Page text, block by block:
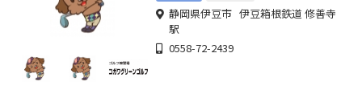
静岡県伊豆市 伊豆箱根鉄道 修善寺
駅
0558-72-2439